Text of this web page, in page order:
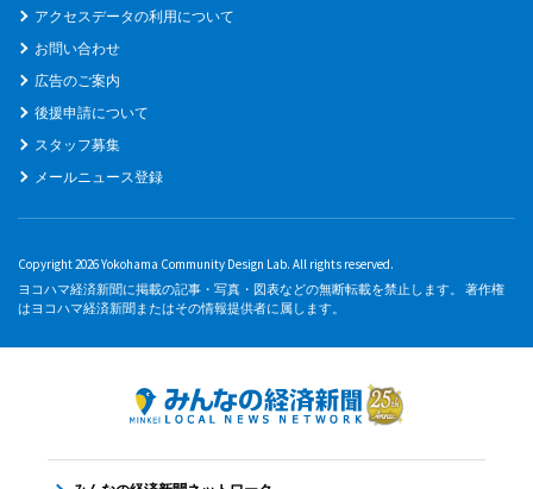
アクセスデータの利用について
お問い合わせ
広告のご案内
後援申請について
スタッフ募集
メールニュース登録
Copyright 2026 Yokohama Community Design Lab. All rights reserved.
ヨコハマ経済新聞に掲載の記事・写真・図表などの無断転載を禁止します。 著作権
はヨコハマ経済新聞またはその情報提供者に属します。